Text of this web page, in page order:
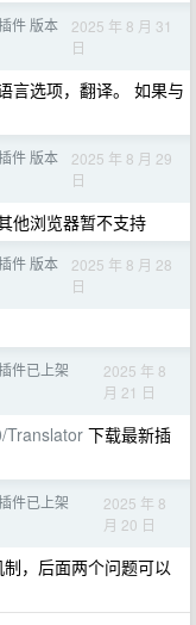
件 版本
2025 年 8 月 31
日
言选项，翻译。 如果与
件 版本
2025 年 8 月 29
日
他浏览器暂不支持
件 版本
2025 年 8 月 28
日
件已上架
2025 年 8
月 21 日
Translator下载最新插
件已上架
2025 年 8
月 20 日
，后面两个问题可以